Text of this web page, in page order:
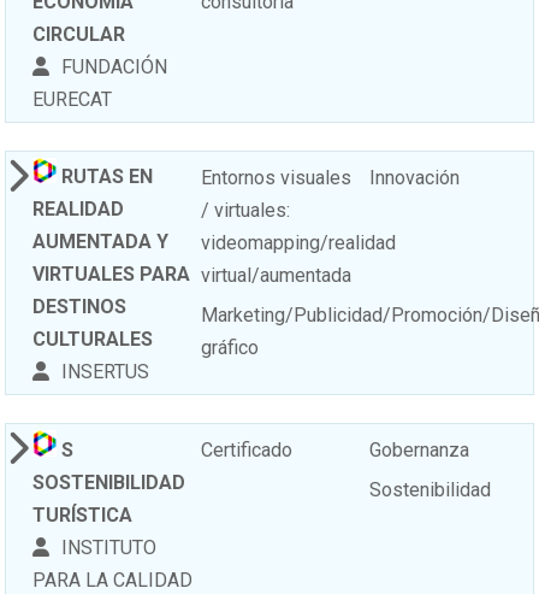
CIRCULAR
FUNDACIÓN
EURECAT
RUTAS EN
REALIDAD
AUMENTADA Y
VIRTUALES PARA
DESTINOS
CULTURALES
INSERTUS
Entornos visuales
/ virtuales:
videomapping/realidad
virtual/aumentada
Marketing/Publicidad/Promoción/
gráfico
Innovación
S
SOSTENIBILIDAD
TURÍSTICA
INSTITUTO
PARA LA CALIDAD
Certificado
Gobernanza
Sostenibilidad